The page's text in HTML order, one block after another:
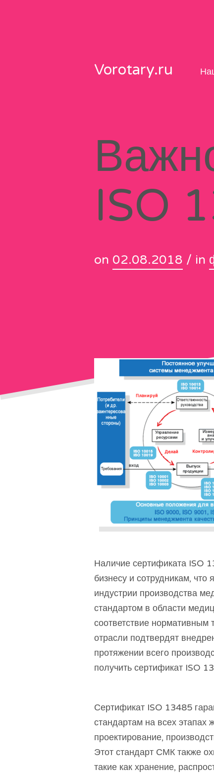
Vorotary.ru
ISO
on 02.08.2018 / in
Наличие сертификата ISO
бизнесу и сотрудникам,
индустрии производства
стандартом в области
соответствие нормативным
отрасли подтвердят
протяжении всего
получить сертификат ISO
Сертификат ISO 13485
стандартам на всех этапах
проектирование,
Этот стандарт СМК также
такие как хранение,